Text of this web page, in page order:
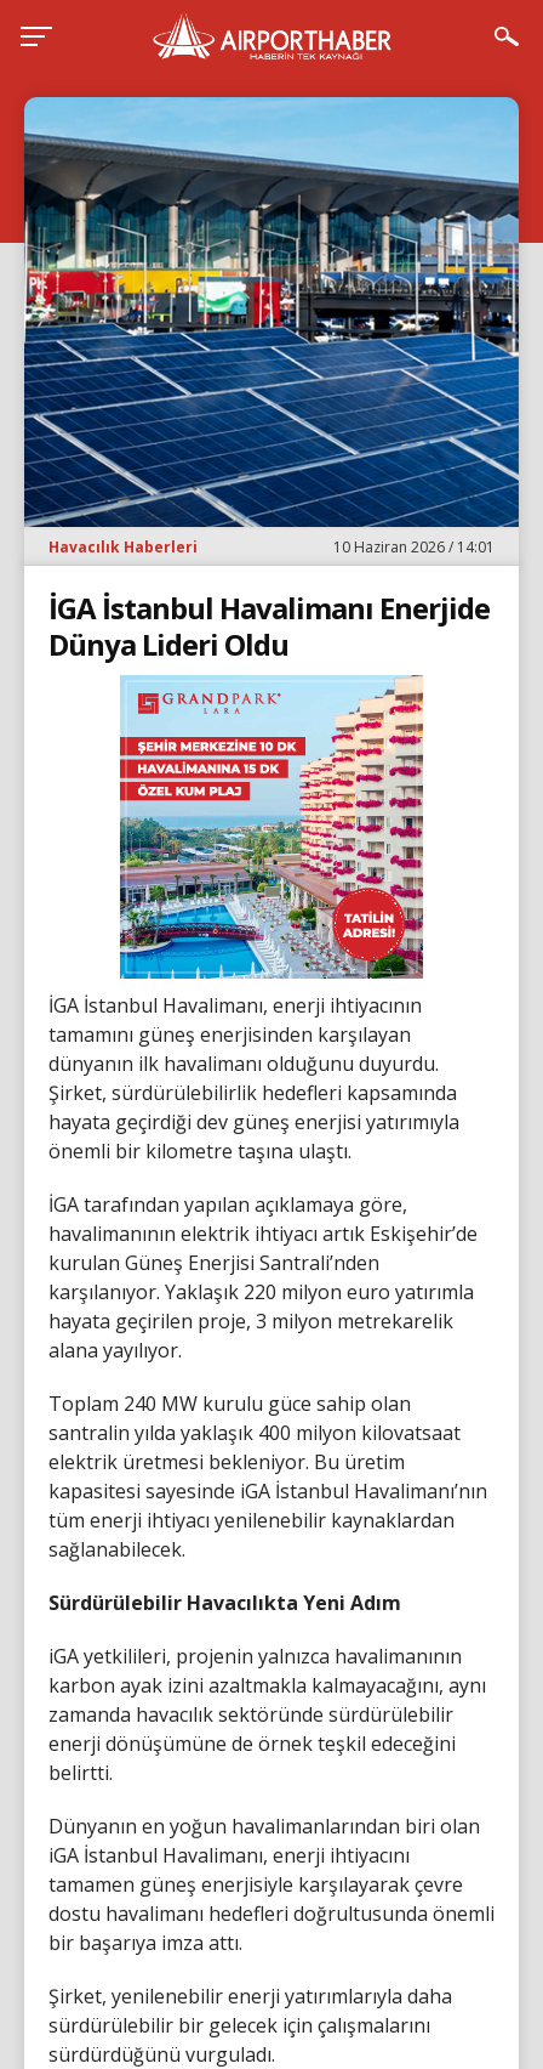
Havacılık Haberleri 10 Haziran 2026 / 14:01
İGA İstanbul Havalimanı Enerjide
Dünya Lideri Oldu
İGA İstanbul Havalimanı, enerji ihtiyacının
tamamını güneş enerjisinden karşılayan
dünyanın ilk havalimanı olduğunu duyurdu.
Şirket, sürdürülebilirlik hedefleri kapsamında
hayata geçirdiği dev güneş enerjisi yatırımıyla
önemli bir kilometre taşına ulaştı.
İGA tarafından yapılan açıklamaya göre,
havalimanının elektrik ihtiyacı artık Eskişehir’de
kurulan Güneş Enerjisi Santrali’nden
karşılanıyor. Yaklaşık 220 milyon euro yatırımla
hayata geçirilen proje, 3 milyon metrekarelik
alana yayılıyor.
Toplam 240 MW kurulu güce sahip olan
santralin yılda yaklaşık 400 milyon kilovatsaat
elektrik üretmesi bekleniyor. Bu üretim
kapasitesi sayesinde iGA İstanbul Havalimanı’nın
tüm enerji ihtiyacı yenilenebilir kaynaklardan
sağlanabilecek.
Sürdürülebilir Havacılıkta Yeni Adım
iGA yetkilileri, projenin yalnızca havalimanının
karbon ayak izini azaltmakla kalmayacağını, aynı
zamanda havacılık sektöründe sürdürülebilir
enerji dönüşümüne de örnek teşkil edeceğini
belirtti.
Dünyanın en yoğun havalimanlarından biri olan
iGA İstanbul Havalimanı, enerji ihtiyacını
tamamen güneş enerjisiyle karşılayarak çevre
dostu havalimanı hedefleri doğrultusunda önemli
bir başarıya imza attı.
Şirket, yenilenebilir enerji yatırımlarıyla daha
sürdürülebilir bir gelecek için çalışmalarını
sürdürdüğünü vurguladı.